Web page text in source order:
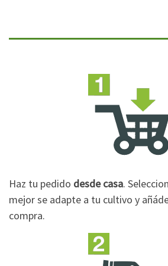
Haz tu pedido desde casa.
mejor se adapte a tu cultivo y
compra.